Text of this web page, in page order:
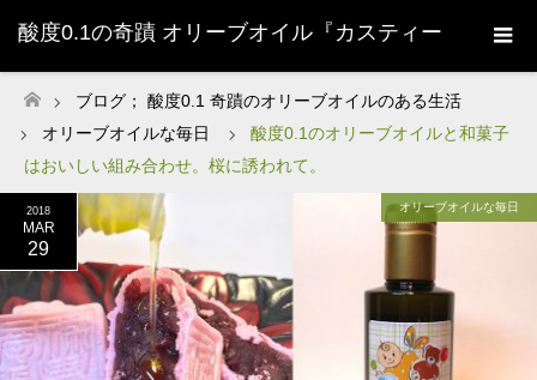
酸度0.1の奇蹟 オリーブオイル『カスティー
ジョ・デ・タベルナス0.1』株式会社清州
Sherry-
ホーム
ブログ； 酸度0.1 奇蹟のオリーブオイルのある生活
オリーブオイルな毎日
酸度0.1のオリーブオイルと和菓子
はおいしい組み合わせ。桜に誘われて。
2018
MAR
29
オリーブオイルな毎日